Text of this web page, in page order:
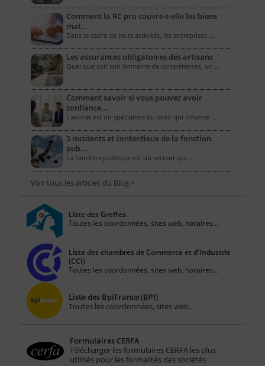
Comment la RC pro couvre-t-elle les biens
mat…
Dans le cadre de leurs activités, les entreprises …
Les assurances obligatoires des artisans
Quel que soit son domaine de compétences, un …
Comment savoir si vous pouvez avoir
confiance…
L'avocat est un spécialiste du droit qui informe …
5 incidents et contentieux de la fonction
pub…
La fonction publique est un secteur qui, …
Voir tous les articles du Blog >
Liste des Greffes
Toutes les coordonnées, sites web, horaires...
Liste des chambres de Commerce et d'Industrie
(CCI)
Toutes les coordonnées, sites web, horaires...
Liste des BpiFrance (BPI)
Toutes les coordonnées, sites web...
Formulaires CERFA
Télécharger les formulaires CERFA les plus
utilisés pour les formalités des sociétés